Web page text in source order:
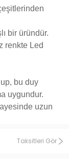
bir üründür.
renkte Led
bu duy
uygundur.
uzun
Taksitleri Gör